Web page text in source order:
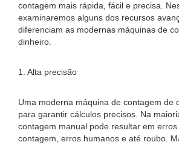
contagem mais rápida, fácil e precisa.
examinaremos alguns dos recursos
diferenciam as modernas máquinas de
dinheiro.
1. Alta precisão
Uma moderna máquina de contagem de
para garantir cálculos precisos. Na
contagem manual pode resultar em
contagem, erros humanos e até roubo.